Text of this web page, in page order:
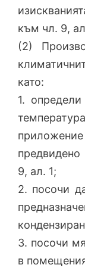
към чл. 9,
(2)
като:
1.
9, ал. 1;
2. посочи
3. посочи
в